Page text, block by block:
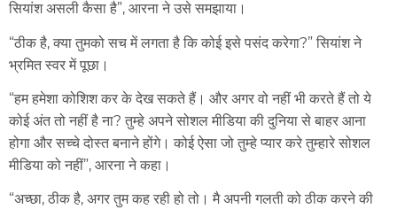
सियांश असली कैसा है”, आरना ने उसे समझाया।
“ठीक है, क्या तुमको सच में लगता है कि कोई इसे पसंद करेगा?” सियांश ने
भ्रमित स्वर में पूछा।
“हम हमेशा कोशिश कर के देख सकते हैं। और अगर वो नहीं भी करते हैं तो ये
कोई अंत तो नहीं है ना? तुम्हे अपने सोशल मीडिया की दुनिया से बाहर आना
होगा और सच्चे दोस्त बनाने होंगे। कोई ऐसा जो तुम्हे प्यार करे तुम्हारे सोशल
मीडिया को नहीं”, आरना ने कहा।
“अच्छा, ठीक है, अगर तुम कह रही हो तो। मै अपनी गलती को ठीक करने की